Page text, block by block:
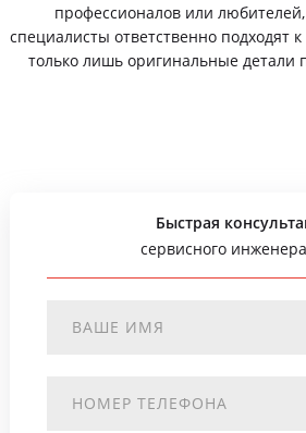
профессионалов или
специалисты ответственно подходят
только лишь оригинальные детали
Быстрая
сервисного